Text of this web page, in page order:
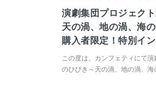
演劇集団プロジェク
天の渦、地の渦、海
購入者限定！特別イ
この度は、カンフェティにて
のひびき～天の渦、地の渦、